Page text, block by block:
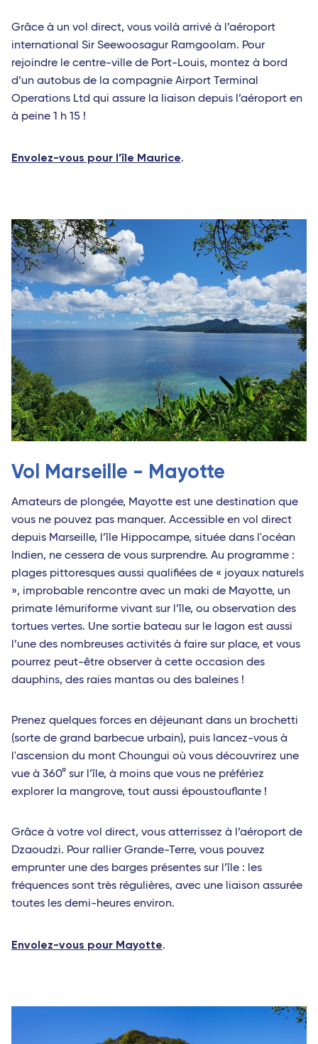
Grâce à un vol direct, vous voilà arrivé à l’aéroport
international Sir Seewoosagur Ramgoolam. Pour
rejoindre le centre-ville de Port-Louis, montez à bord
d’un autobus de la compagnie Airport Terminal
Operations Ltd qui assure la liaison depuis l’aéroport en
à peine 1 h 15 !
Envolez-vous pour l’île Maurice.
Vol Marseille - Mayotte
Amateurs de plongée, Mayotte est une destination que
vous ne pouvez pas manquer. Accessible en vol direct
depuis Marseille, l’île Hippocampe, située dans l'océan
Indien, ne cessera de vous surprendre. Au programme :
plages pittoresques aussi qualifiées de « joyaux naturels
», improbable rencontre avec un maki de Mayotte, un
primate lémuriforme vivant sur l’île, ou observation des
tortues vertes. Une sortie bateau sur le lagon est aussi
l’une des nombreuses activités à faire sur place, et vous
pourrez peut-être observer à cette occasion des
dauphins, des raies mantas ou des baleines !
Prenez quelques forces en déjeunant dans un brochetti
(sorte de grand barbecue urbain), puis lancez-vous à
l'ascension du mont Choungui où vous découvrirez une
vue à 360° sur l’île, à moins que vous ne préfériez
explorer la mangrove, tout aussi époustouflante !
Grâce à votre vol direct, vous atterrissez à l’aéroport de
Dzaoudzi. Pour rallier Grande-Terre, vous pouvez
emprunter une des barges présentes sur l’île : les
fréquences sont très régulières, avec une liaison assurée
toutes les demi-heures environ.
Envolez-vous pour Mayotte.